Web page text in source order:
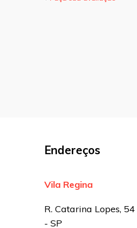
Sua avaliação
Endereços
Vila Regina
R. Catarina Lopes,
- SP